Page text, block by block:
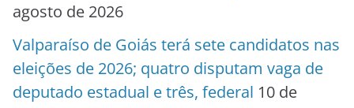
agosto de 2026
Valparaíso de Goiás terá sete candidatos nas
eleições de 2026; quatro disputam vaga de
deputado estadual e três, federal 10 de